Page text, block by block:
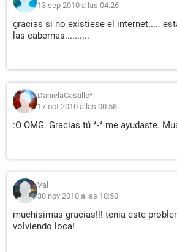
13 sep 2010 a las 04:26
gracias si no existiese el internet.....
las cabernas..........
DanielaCastillo*
17 oct 2010 a las 00:58
:O OMG. Gracias tú *-* me ayudaste.
Val
30 nov 2010 a las 18:50
muchisimas gracias!!! tenia este
volviendo loca!